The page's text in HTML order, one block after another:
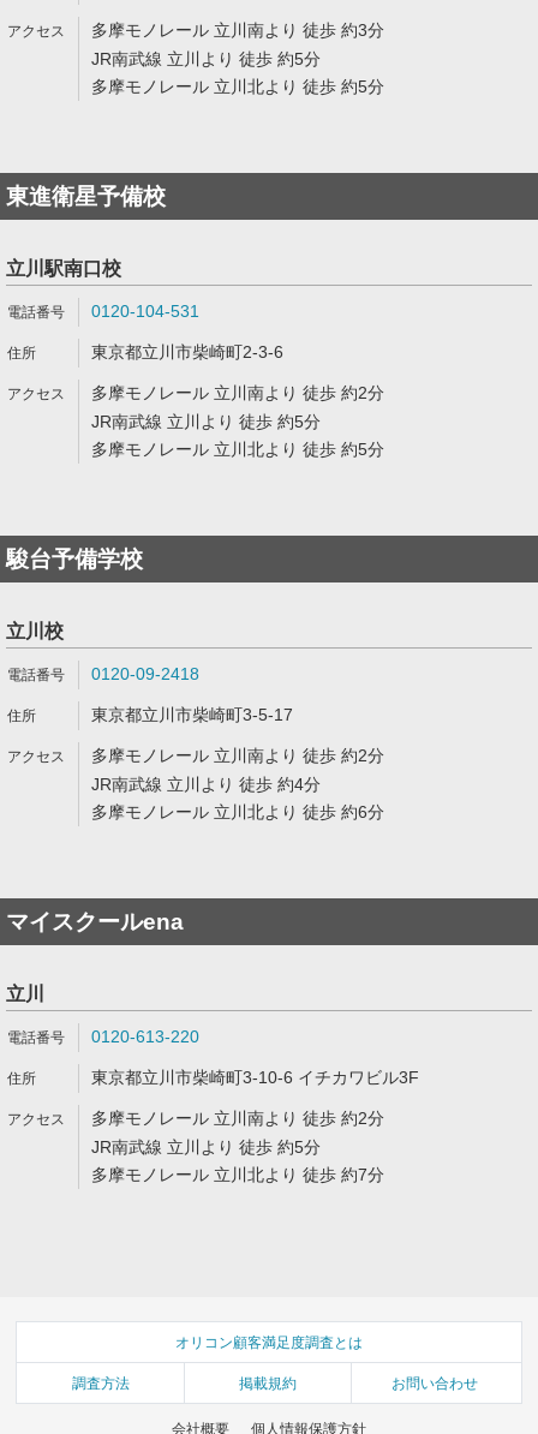
多摩モノレール 立川南より 徒歩 約3分
JR南武線 立川より 徒歩 約5分
多摩モノレール 立川北より 徒歩 約5分
東進衛星予備校
立川駅南口校
0120-104-531
東京都立川市柴崎町2-3-6
多摩モノレール 立川南より 徒歩 約2分
JR南武線 立川より 徒歩 約5分
多摩モノレール 立川北より 徒歩 約5分
駿台予備学校
立川校
0120-09-2418
東京都立川市柴崎町3-5-17
多摩モノレール 立川南より 徒歩 約2分
JR南武線 立川より 徒歩 約4分
多摩モノレール 立川北より 徒歩 約6分
マイスクールena
立川
0120-613-220
東京都立川市柴崎町3-10-6 イチカワビル3F
多摩モノレール 立川南より 徒歩 約2分
JR南武線 立川より 徒歩 約5分
多摩モノレール 立川北より 徒歩 約7分
オリコン顧客満足度調査とは
調査方法 掲載規約 お問い合わせ
会社概要 個人情報保護方針